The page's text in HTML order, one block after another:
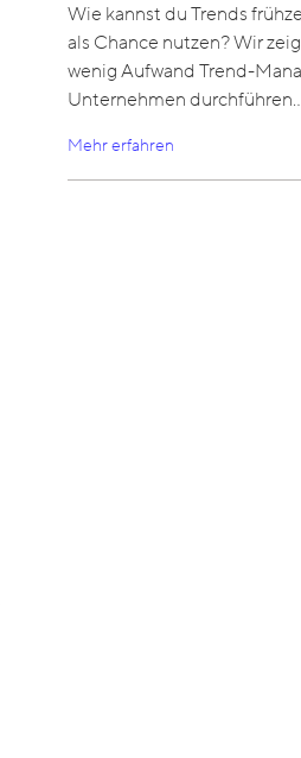
Wie kannst du Trends
als Chance nutzen? Wir
wenig Aufwand Trend-
Unternehmen
Mehr erfahren